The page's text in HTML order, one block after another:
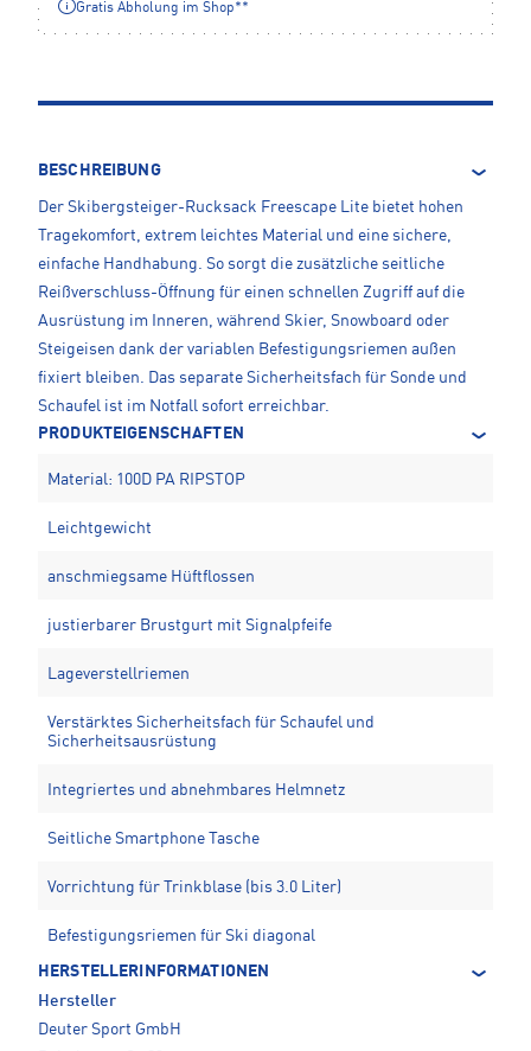
Gratis Abholung im Shop**
BESCHREIBUNG
Der Skibergsteiger-Rucksack Freescape Lite bietet hohen
Tragekomfort, extrem leichtes Material und eine sichere,
einfache Handhabung. So sorgt die zusätzliche seitliche
Reißverschluss-Öffnung für einen schnellen Zugriff auf die
Ausrüstung im Inneren, während Skier, Snowboard oder
Steigeisen dank der variablen Befestigungsriemen außen
fixiert bleiben. Das separate Sicherheitsfach für Sonde und
Schaufel ist im Notfall sofort erreichbar.
PRODUKTEIGENSCHAFTEN
Material: 100D PA RIPSTOP
Leichtgewicht
anschmiegsame Hüftflossen
justierbarer Brustgurt mit Signalpfeife
Lageverstellriemen
Verstärktes Sicherheitsfach für Schaufel und
Sicherheitsausrüstung
Integriertes und abnehmbares Helmnetz
Seitliche Smartphone Tasche
Vorrichtung für Trinkblase (bis 3.0 Liter)
Befestigungsriemen für Ski diagonal
HERSTELLERINFORMATIONEN
Hersteller
Deuter Sport GmbH